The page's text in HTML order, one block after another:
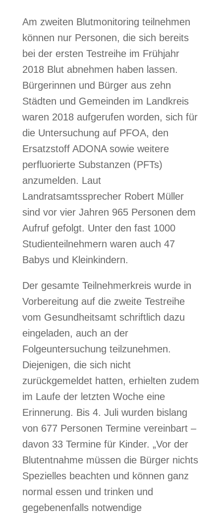
Am zweiten Blutmonitoring teilnehmen
können nur Personen, die sich bereits
bei der ersten Testreihe im Frühjahr
2018 Blut abnehmen haben lassen.
Bürgerinnen und Bürger aus zehn
Städten und Gemeinden im Landkreis
waren 2018 aufgerufen worden, sich für
die Untersuchung auf PFOA, den
Ersatzstoff ADONA sowie weitere
perfluorierte Substanzen (PFTs)
anzumelden. Laut
Landratsamtssprecher Robert Müller
sind vor vier Jahren 965 Personen dem
Aufruf gefolgt. Unter den fast 1000
Studienteilnehmern waren auch 47
Babys und Kleinkindern.
Der gesamte Teilnehmerkreis wurde in
Vorbereitung auf die zweite Testreihe
vom Gesundheitsamt schriftlich dazu
eingeladen, auch an der
Folgeuntersuchung teilzunehmen.
Diejenigen, die sich nicht
zurückgemeldet hatten, erhielten zudem
im Laufe der letzten Woche eine
Erinnerung. Bis 4. Juli wurden bislang
von 677 Personen Termine vereinbart –
davon 33 Termine für Kinder. „Vor der
Blutentnahme müssen die Bürger nichts
Spezielles beachten und können ganz
normal essen und trinken und
gegebenenfalls notwendige